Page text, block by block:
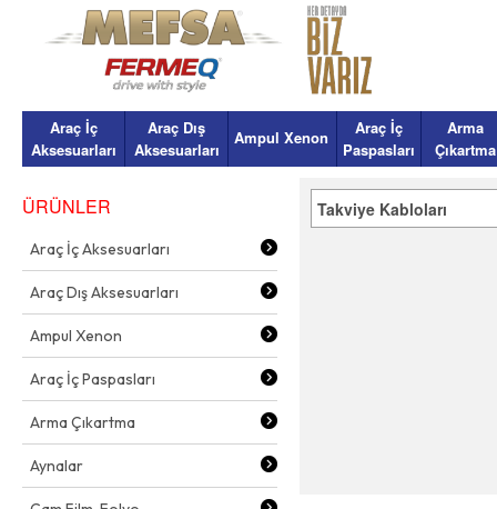
Araç İç
Aksesuarları
Araç Dış
Aksesuarları
Ampul Xenon
Araç İç
Paspasları
Arma
Çıkartma
ÜRÜNLER
Araç İç Aksesuarları
Araç Dış Aksesuarları
Ampul Xenon
Araç İç Paspasları
Arma Çıkartma
Aynalar
Takviye Kabloları